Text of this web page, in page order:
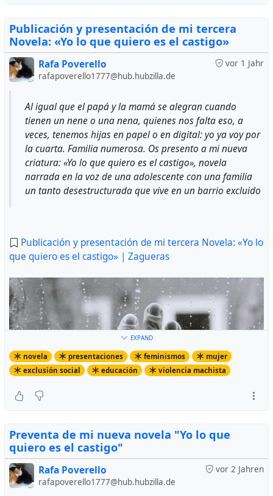
Publicación y presentación de mi tercera
Novela: «Yo lo que quiero es el castigo»
vor 1 Jahr
Rafa Poverello
rafapoverello1777@hub.hubzilla.de
Al igual que el papá y la mamá se alegran cuando
tienen un nene o una nena, quienes nos falta eso, a
veces, tenemos hijas en papel o en digital: yo ya voy por
la cuarta. Familia numerosa. Os presento a mi nueva
criatura: «Yo lo que quiero es el castigo», novela
narrada en la voz de una adolescente con una familia
un tanto desestructurada que vive en un barrio excluido
Publicación y presentación de mi tercera Novela: «Yo lo
que quiero es el castigo» | Zagueras
EXPAND
novela presentaciones feminismos
mujer
exclusión social
educación violencia machista
Preventa de mi nueva novela "Yo lo que
quiero es el castigo"
vor 2 Jahren
Rafa Poverello
rafapoverello1777@hub.hubzilla.de